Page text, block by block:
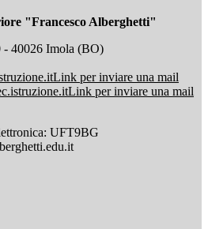
"Francesco Alberghetti"
- 40026 Imola (BO)
Link per inviare una mail
Link per inviare una mail
UFT9BG